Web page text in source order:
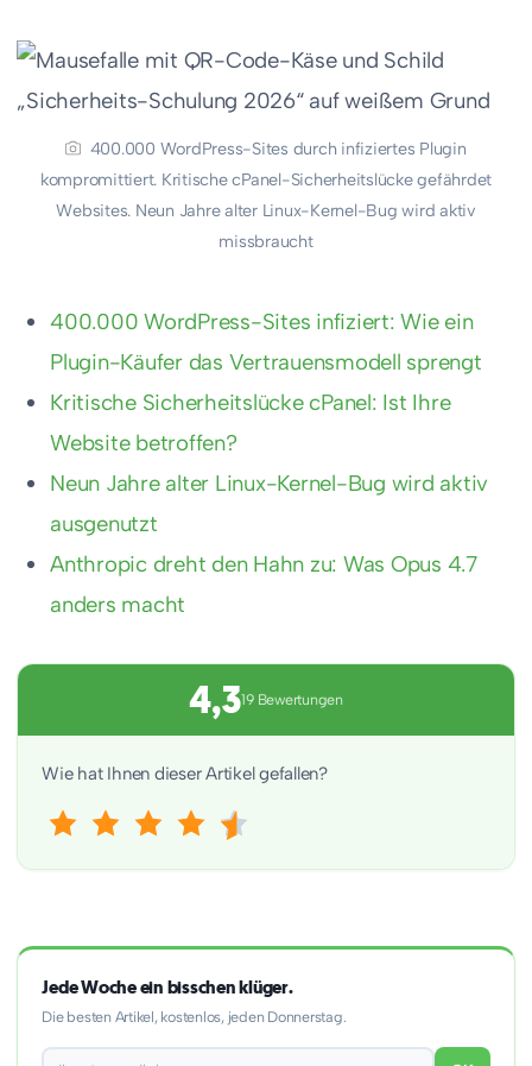
400.000 WordPress-Sites durch infiziertes Plugin
kompromittiert. Kritische cPanel-Sicherheitslücke gefährdet
Websites. Neun Jahre alter Linux-Kernel-Bug wird aktiv
missbraucht
400.000 WordPress-Sites infiziert: Wie ein
Plugin-Käufer das Vertrauensmodell sprengt
Kritische Sicherheitslücke cPanel: Ist Ihre
Website betroffen?
Neun Jahre alter Linux-Kernel-Bug wird aktiv
ausgenutzt
Anthropic dreht den Hahn zu: Was Opus 4.7
anders macht
4,319 Bewertungen
Wie hat Ihnen dieser Artikel gefallen?
Jede Woche ein bisschen klüger.
Die besten Artikel, kostenlos, jeden Donnerstag.